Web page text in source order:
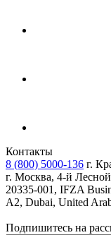
Контакты
8 (800) 5000-136 г.
г. Москва, 4-й
20335-001, IFZA
A2, Dubai, United
Подпишитесь на